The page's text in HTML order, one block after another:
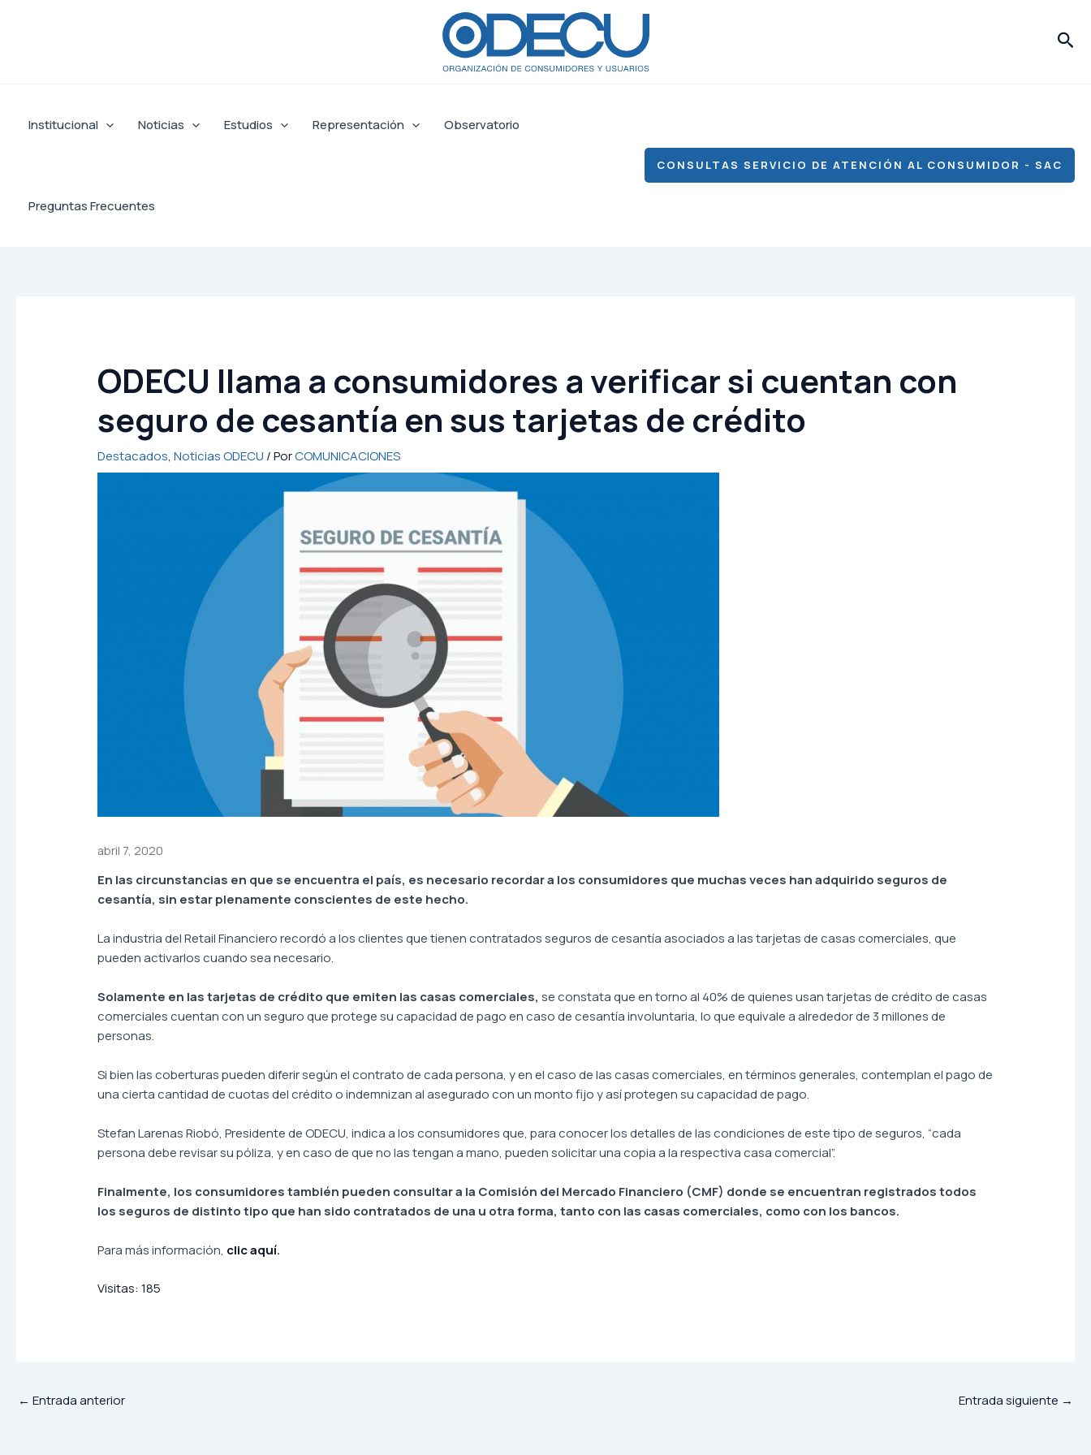
Institucional Noticias Estudios Representación Observatorio
Preguntas Frecuentes
CONSULTAS SERVICIO DE ATENCIÓN AL CONSUMIDOR - SAC
ODECU llama a consumidores a verificar si cuentan con
seguro de cesantía en sus tarjetas de crédito
Destacados,Noticias ODECU / PorCOMUNICACIONES
abril 7, 2020
En las circunstancias en que se encuentra el país, es necesario recordar a los consumidores que muchas veces han adquirido seguros de
cesantía, sin estar plenamente conscientes de este hecho.
La industria del Retail Financiero recordó a los clientes que tienen contratados seguros de cesantía asociados a las tarjetas de casas comerciales, que
pueden activarlos cuando sea necesario.
Solamente en las tarjetas de crédito que emiten las casas comerciales,se constata que en torno al 40% de quienes usan tarjetas de crédito de casas
comerciales cuentan con un seguro que protege su capacidad de pago en caso de cesantía involuntaria, lo que equivale a alrededor de 3 millones de
personas.
Si bien las coberturas pueden diferir según el contrato de cada persona, y en el caso de las casas comerciales, en términos generales, contemplan el pago de
una cierta cantidad de cuotas del crédito o indemnizan al asegurado con un monto fijo y así protegen su capacidad de pago.
Stefan Larenas Riobó, Presidente de ODECU, indica a los consumidores que, para conocer los detalles de las condiciones de este tipo de seguros, “cada
persona debe revisar su póliza, y en caso de que no las tengan a mano, pueden solicitar una copia a la respectiva casa comercial”.
Finalmente, los consumidores también pueden consultar a la Comisión del Mercado Financiero (CMF) donde se encuentran registrados todos
los seguros de distinto tipo que han sido contratados de una u otra forma, tanto con las casas comerciales, como con los bancos.
Para más información, clic aquí.
Visitas: 185
← Entrada anterior Entrada siguiente →